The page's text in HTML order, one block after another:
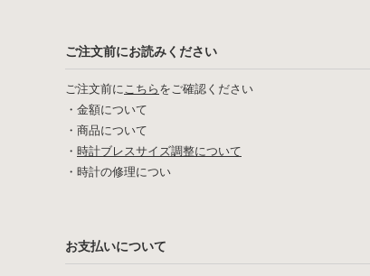
ご注文前にお読みください
ご注文前にこちら をご確認ください
・ 金額について
・ 商品について
・ 時計ブレスサイズ調整について
・ 時計の修理につい
お支払いについて